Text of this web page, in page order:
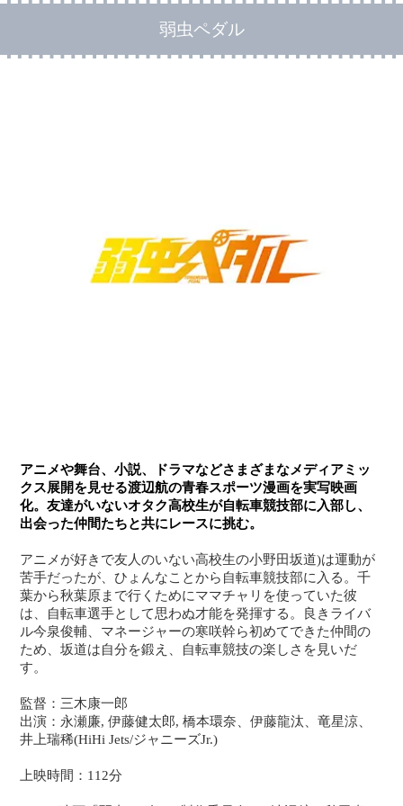
弱虫ペダル
アニメや舞台、小説、ドラマなどさまざまなメディアミッ
クス展開を見せる渡辺航の青春スポーツ漫画を実写映画
化。友達がいないオタク高校生が自転車競技部に入部し、
出会った仲間たちと共にレースに挑む。
アニメが好きで友人のいない高校生の小野田坂道)は運動が
苦手だったが、ひょんなことから自転車競技部に入る。千
葉から秋葉原まで行くためにママチャリを使っていた彼
は、自転車選手として思わぬ才能を発揮する。良きライバ
ル今泉俊輔、マネージャーの寒咲幹ら初めてできた仲間の
ため、坂道は自分を鍛え、自転車競技の楽しさを見いだ
す。
監督：三木康一郎
出演：永瀬廉, 伊藤健太郎, 橋本環奈、伊藤龍汰、竜星涼、
井上瑞稀(HiHi Jets/ジャニーズJr.)
上映時間：112分